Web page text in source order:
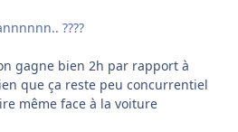
????
gagne bien 2h par rapport à
que ça reste peu concurrentiel
même face à la voiture